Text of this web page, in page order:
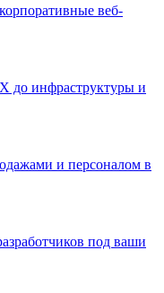
веб-
до инфраструктуры и
и персоналом в
под ваши